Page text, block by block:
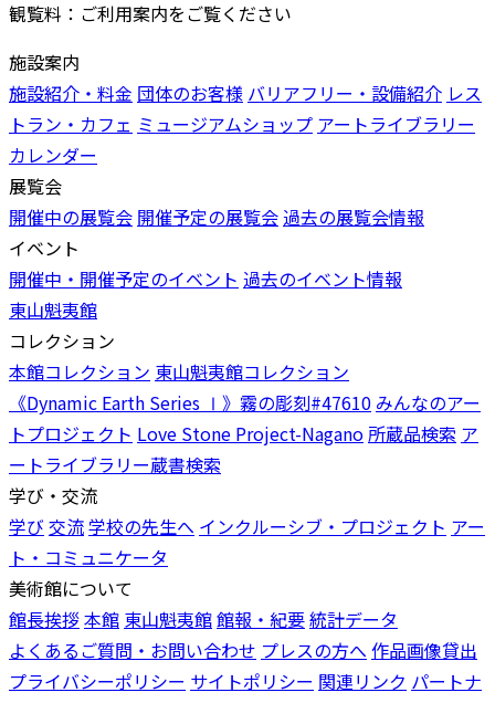
観覧料：ご利用案内をご覧ください
施設案内
施設紹介・料金 団体のお客様 バリアフリー・設備紹介 レス
トラン・カフェ ミュージアムショップ アートライブラリー
カレンダー
展覧会
開催中の展覧会 開催予定の展覧会過去の展覧会情報
イベント
開催中・開催予定のイベント 過去のイベント情報
東山魁夷館
コレクション
本館コレクション 東山魁夷館コレクション
《Dynamic Earth Series Ⅰ》霧の彫刻#47610 みんなのアー
トプロジェクト Love Stone Project-Nagano所蔵品検索 ア
ートライブラリー蔵書検索
学び・交流
学び 交流学校の先生へ インクルーシブ・プロジェクト アー
ト・コミュニケータ
美術館について
館長挨拶本館 東山魁夷館館報・紀要統計データ
よくあるご質問・お問い合わせ プレスの方へ 作品画像貸出
プライバシーポリシー サイトポリシー 関連リンク パートナ